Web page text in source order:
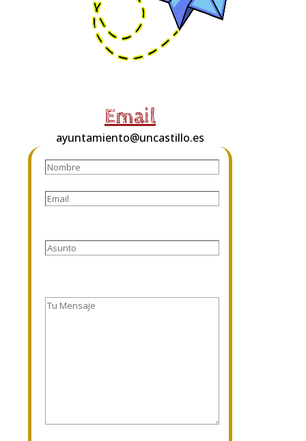
Email
ayuntamiento@uncastillo.es